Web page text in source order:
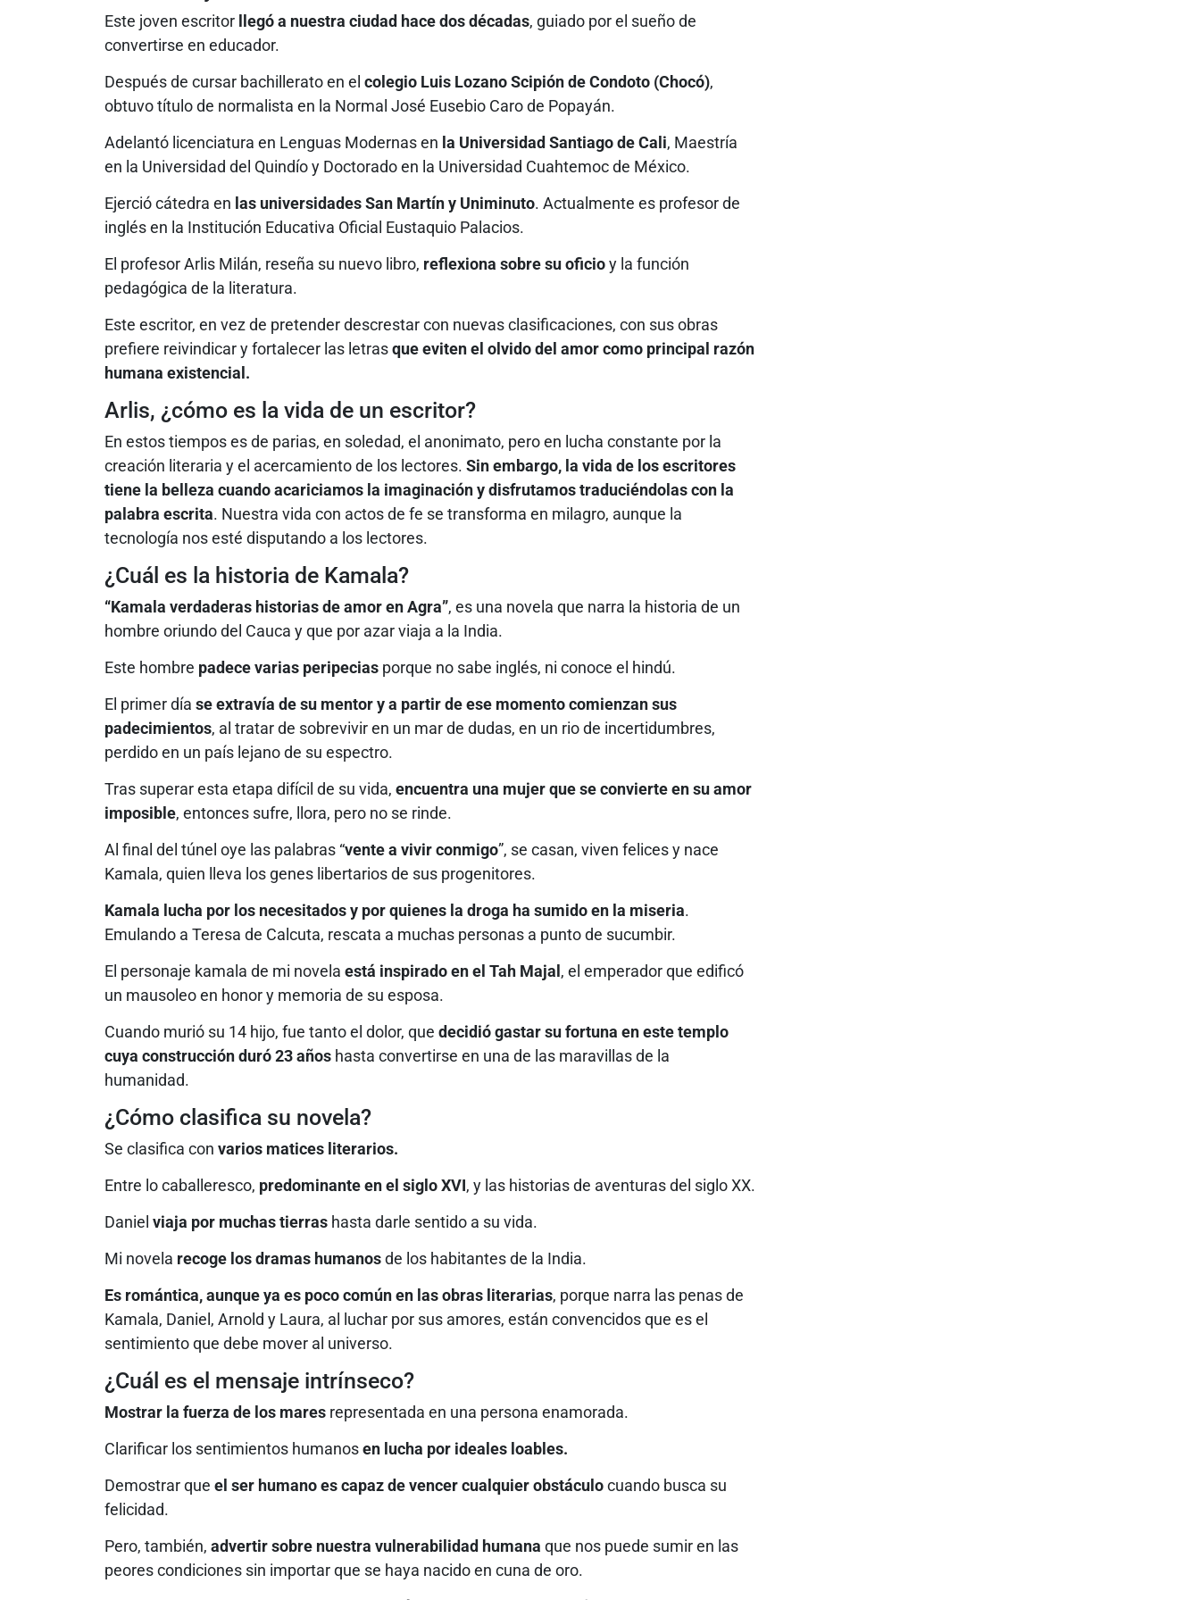
Este joven escritor llegó a nuestra ciudad hace dos décadas, guiado por el sueño de
convertirse en educador.
Después de cursar bachillerato en el colegio Luis Lozano Scipión de Condoto (Chocó),
obtuvo título de normalista en la Normal José Eusebio Caro de Popayán.
Adelantó licenciatura en Lenguas Modernas en la Universidad Santiago de Cali, Maestría
en la Universidad del Quindío y Doctorado en la Universidad Cuahtemoc de México.
Ejerció cátedra en las universidades San Martín y Uniminuto. Actualmente es profesor de
inglés en la Institución Educativa Oficial Eustaquio Palacios.
El profesor Arlis Milán, reseña su nuevo libro, reflexiona sobre su oficioy la función
pedagógica de la literatura.
Este escritor, en vez de pretender descrestar con nuevas clasificaciones, con sus obras
prefiere reivindicar y fortalecer las letrasque eviten el olvido del amor como principal razón
humana existencial.
Arlis, ¿cómo es la vida de un escritor?
En estos tiempos es de parias, en soledad, el anonimato, pero en lucha constante por la
creación literaria y el acercamiento de los lectores. Sin embargo, la vida de los escritores
tiene la belleza cuando acariciamos la imaginación y disfrutamos traduciéndolas con la
palabra escrita. Nuestra vida con actos de fe se transforma en milagro, aunque la
tecnología nos esté disputando a los lectores.
¿Cuál es la historia de Kamala?
“Kamala verdaderas historias de amor en Agra”, es una novela que narra la historia de un
hombre oriundo del Cauca y que por azar viaja a la India.
Este hombre padece varias peripecias porque no sabe inglés, ni conoce el hindú.
El primer día se extravía de su mentor y a partir de ese momento comienzan sus
padecimientos, al tratar de sobrevivir en un mar de dudas, en un rio de incertidumbres,
perdido en un país lejano de su espectro.
Tras superar esta etapa difícil de su vida, encuentra una mujer que se convierte en su amor
imposible, entonces sufre, llora, pero no se rinde.
Al final del túnel oye las palabras “vente a vivir conmigo”, se casan, viven felices y nace
Kamala, quien lleva los genes libertarios de sus progenitores.
Kamala lucha por los necesitados y por quienes la droga ha sumido en la miseria.
Emulando a Teresa de Calcuta, rescata a muchas personas a punto de sucumbir.
El personaje kamala de mi novela está inspirado en el Tah Majal, el emperador que edificó
un mausoleo en honor y memoria de su esposa.
Cuando murió su 14 hijo, fue tanto el dolor, que decidió gastar su fortuna en este templo
cuya construcción duró 23 años hasta convertirse en una de las maravillas de la
humanidad.
¿Cómo clasifica su novela?
Se clasifica con varios matices literarios.
Entre lo caballeresco, predominante en el siglo XVI, y las historias de aventuras del siglo XX.
Daniel viaja por muchas tierras hasta darle sentido a su vida.
Mi novela recoge los dramas humanosde los habitantes de la India.
Es romántica, aunque ya es poco común en las obras literarias, porque narra las penas de
Kamala, Daniel, Arnold y Laura, al luchar por sus amores, están convencidos que es el
sentimiento que debe mover al universo.
¿Cuál es el mensaje intrínseco?
Mostrar la fuerza de los mares representada en una persona enamorada.
Clarificar los sentimientos humanosen lucha por ideales loables.
Demostrar que el ser humano es capaz de vencer cualquier obstáculocuando busca su
felicidad.
Pero, también, advertir sobre nuestra vulnerabilidad humana que nos puede sumir en las
peores condiciones sin importar que se haya nacido en cuna de oro.